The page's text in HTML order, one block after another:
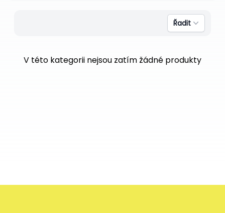
Řadit
V této kategorii nejsou zatím žádné produkty